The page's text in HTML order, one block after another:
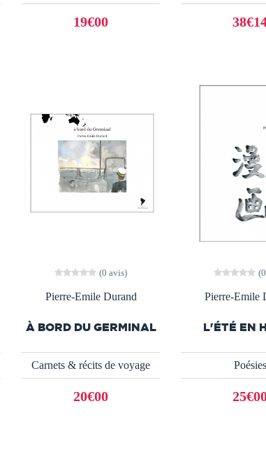
19€00
(0 avis)
Pierre-Emile Durand
À BORD DU GERMINAL
Carnets & récits de voyage
20€00
Pierre-Emile
L'ÉTÉ EN
Poésies